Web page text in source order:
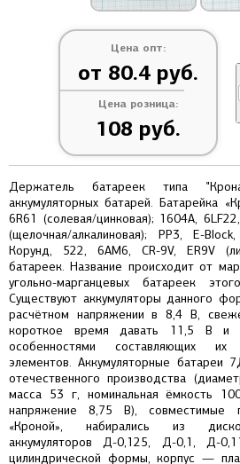
Цена опт:
от 80.4 руб.
Цена розница:
108 руб.
Держатель батареек типа
аккумуляторных батарей. Батарейка
6R61 (солевая/цинковая); 1604A,
(щелочная/алкалиновая); PP3, E-
Корунд, 522, 6AM6, CR-9V, ER9V
батареек. Название происходит от
угольно-марганцевых батареек
Существуют аккумуляторы данного
расчётном напряжении в 8,4 В,
короткое время давать 11,5 В и
особенностями составляющих их
элементов. Аккумуляторные батареи
отечественного производства
масса 53 г, номинальная ёмкость
напряжение 8,75 В),
«Кроной», набирались из
аккумуляторов Д-0,125, Д-0,1, Д-
цилиндрической формы, корпус —